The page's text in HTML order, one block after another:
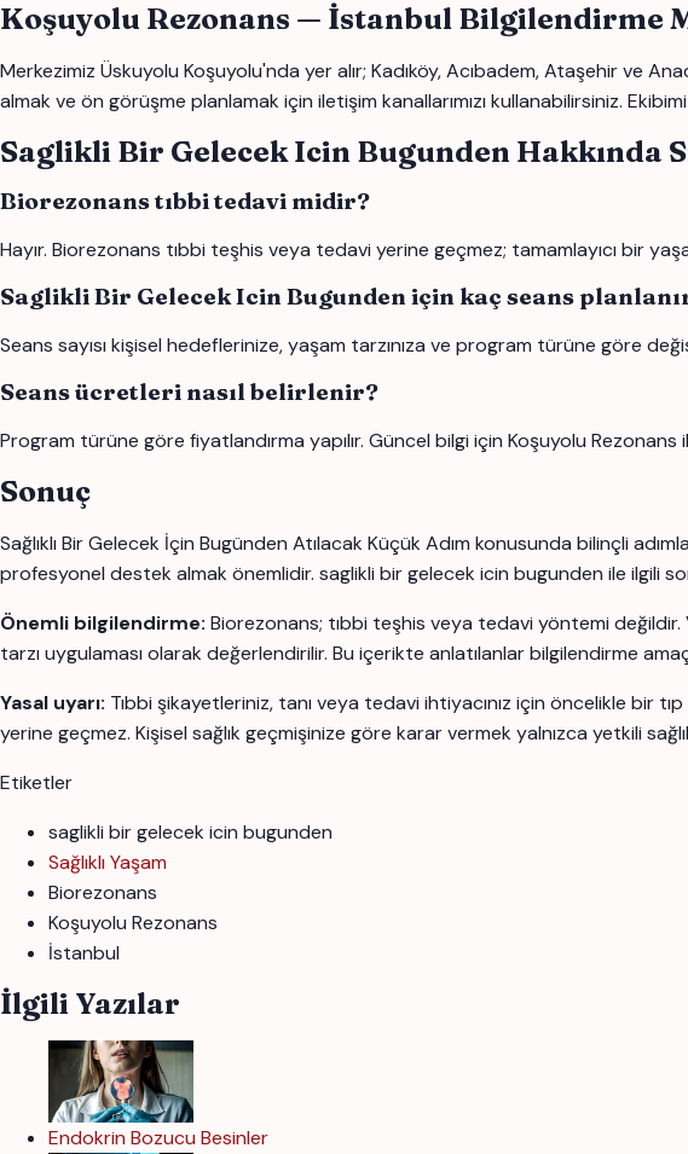
Koşuyolu Rezonans — İstanbul Bilgilendirme
Merkezimiz Üskuyolu Koşuyolu'nda yer alır; Kadıköy, Acıbadem, Ataşehir ve
almak ve ön görüşme planlamak için iletişim kanallarımızı kullanabilirsiniz.
Saglikli Bir Gelecek Icin Bugunden Hakkında
Biorezonans tıbbi tedavi midir?
Hayır. Biorezonans tıbbi teşhis veya tedavi yerine geçmez; tamamlayıcı bir
Saglikli Bir Gelecek Icin Bugunden için kaç seans
Seans sayısı kişisel hedeflerinize, yaşam tarzınıza ve program türüne göre
Seans ücretleri nasıl belirlenir?
Program türüne göre fiyatlandırma yapılır. Güncel bilgi için Koşuyolu
Sonuç
Sağlıklı Bir Gelecek İçin Bugünden Atılacak Küçük Adım konusunda bilinçli
profesyonel destek almak önemlidir. saglikli bir gelecek icin bugunden ile ilgili
Önemli bilgilendirme: Biorezonans; tıbbi teşhis veya tedavi yöntemi
tarzı uygulaması olarak değerlendirilir. Bu içerikte anlatılanlar bilgilendirme
Yasal uyarı: Tıbbi şikayetleriniz, tanı veya tedavi ihtiyacınız için öncelikle bir
yerine geçmez. Kişisel sağlık geçmişinize göre karar vermek yalnızca yetkili
Etiketler
saglikli bir gelecek icin bugunden
Sağlıklı Yaşam
Biorezonans
Koşuyolu Rezonans
İstanbul
İlgili Yazılar
Endokrin Bozucu Besinler